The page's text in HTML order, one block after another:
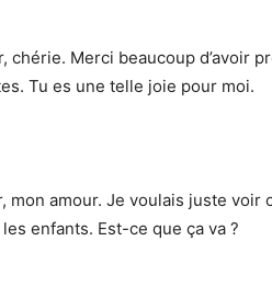
chérie. Merci beaucoup d’avoir
Tu es une telle joie pour moi.
mon amour. Je voulais juste
enfants. Est-ce que ça va ?